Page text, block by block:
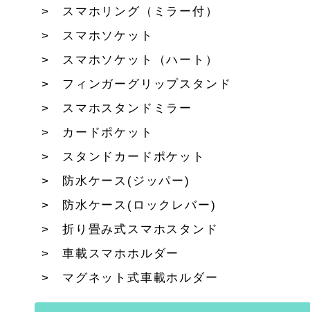
スマホリング（ミラー付）
スマホソケット
スマホソケット（ハート）
フィンガーグリップスタンド
スマホスタンドミラー
カードポケット
スタンドカードポケット
防水ケース(ジッパー)
防水ケース(ロックレバー)
折り畳み式スマホスタンド
車載スマホホルダー
マグネット式車載ホルダー